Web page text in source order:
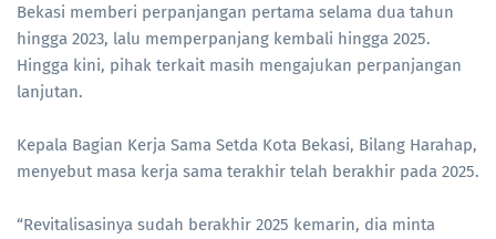
Bekasi memberi perpanjangan pertama selama dua tahun
hingga 2023, lalu memperpanjang kembali hingga 2025.
Hingga kini, pihak terkait masih mengajukan perpanjangan
lanjutan.
Kepala Bagian Kerja Sama Setda Kota Bekasi, Bilang Harahap,
menyebut masa kerja sama terakhir telah berakhir pada 2025.
“Revitalisasinya sudah berakhir 2025 kemarin, dia minta